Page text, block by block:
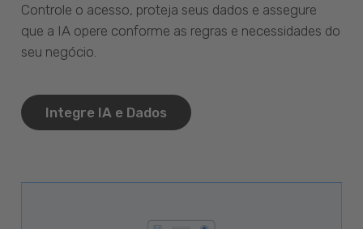
Controle o acesso, proteja seus dados e assegure
que a IA opere conforme as regras e necessidades do
seu negócio.
Integre IA e Dados